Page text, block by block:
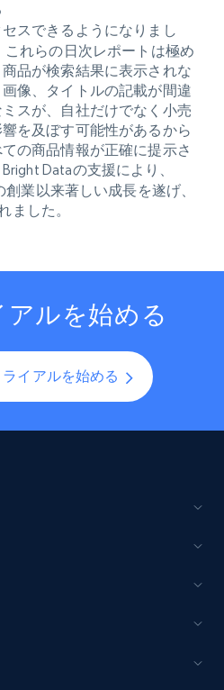
スできるようになりまし
れらの日次レポートは極め
品が検索結果に表示されな
像、タイトルの記載が間違
スが、自社だけでなく小売
を及ぼす可能性があるから
の商品情報が正確に提示さ
Dataの支援により、
創業以来著しい成長を遂げ、
ました。
ルを始める
イアルを始める